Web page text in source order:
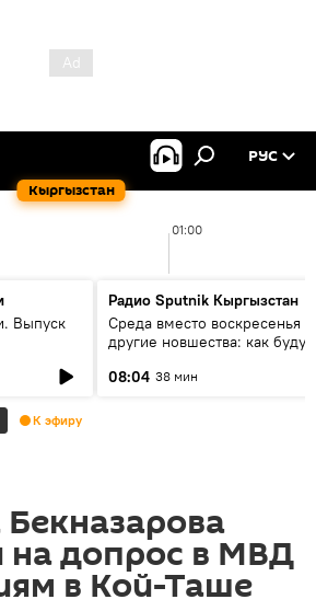
Кыргызстан
РУС
01:00
Выпуск
Радио Sputnik Кыргызстан
Среда вместо воскресенья и
другие новшества: как будут
08:04 38 мин
К эфиру
на допрос в МВД
в Кой-Таше